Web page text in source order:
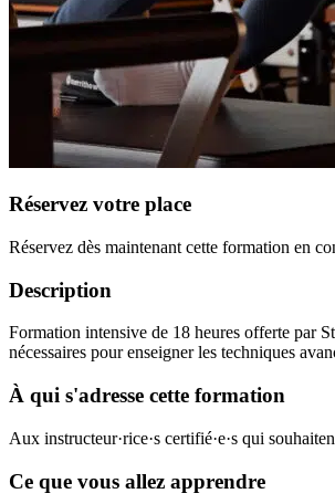
Réservez votre place
Réservez dès maintenant cette formation en
Description
Formation intensive de 18 heures offerte par
nécessaires pour enseigner les techniques
À qui s'adresse cette formation
Aux instructeur·rice·s certifié·e·s qui
Ce que vous allez apprendre